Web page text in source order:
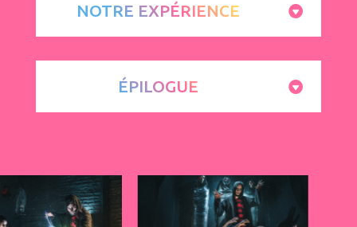
NOTRE EXPÉRIENCE
ÉPILOGUE